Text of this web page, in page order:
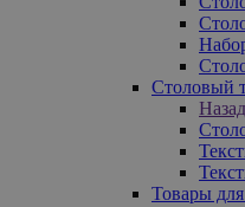
Столовый
Назад
Товары